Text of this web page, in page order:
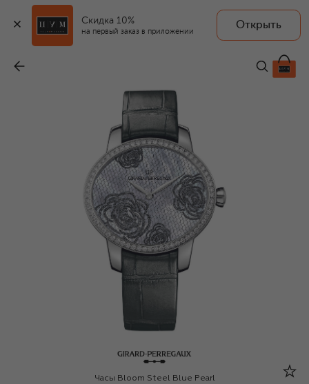
Скидка 10%
на первый заказ в приложении
Открыть
1 841 000 ₽
Girard-Perregaux
Часы Bloom Steel Blue Pearl